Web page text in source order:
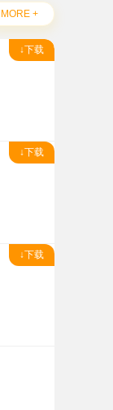
MORE +
↓下载
↓下载
↓下载